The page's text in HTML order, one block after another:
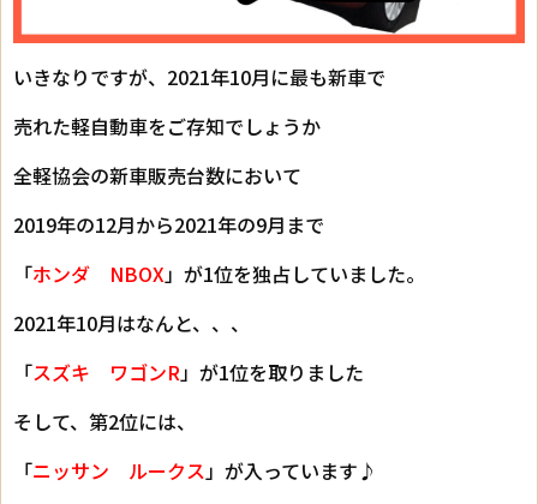
いきなりですが、2021年10月に最も新車で
売れた軽自動車をご存知でしょうか
全軽協会の新車販売台数において
2019年の12月から2021年の9月まで
「ホンダ NBOX」が1位を独占していました。
2021年10月はなんと、、、
「スズキ ワゴンR」が1位を取りました
そして、第2位には、
「ニッサン ルークス」が入っています♪